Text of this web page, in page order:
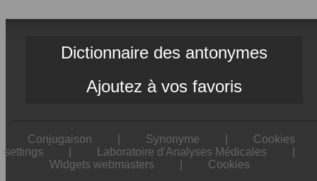
Dictionnaire des antonymes
Ajoutez à vos favoris
Conjugaison Synonyme
Cookies
settings
Laboratoire d'Analyses Médicales
Widgets webmasters
Cookies